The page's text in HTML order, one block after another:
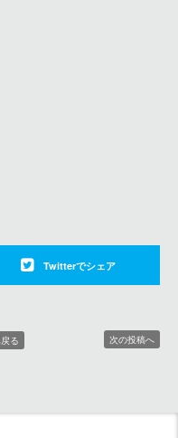
Twitterでシェア
る 次の投稿へ